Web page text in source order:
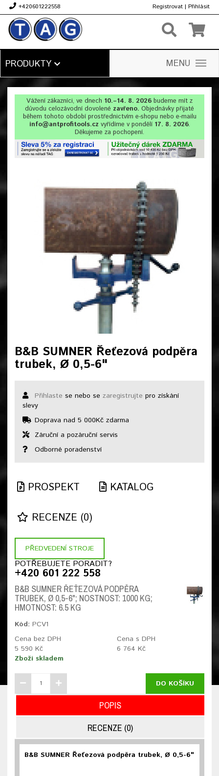
+420601222558 Registrovat | Přihlásit
PRODUKTY MENU
Vážení zákazníci, ve dnech 10.–14. 8. 2026 budeme mít z
důvodu celozávodní dovolené zavřeno. Objednávky přijaté
během tohoto období prostřednictvím e-shopu nebo e-mailu
info@antprofitools.cz vyřídíme v pondělí 17. 8. 2026.
Děkujeme za pochopení.
B&B SUMNER Řeťezová podpěra
trubek, Ø 0,5-6"
Přihlaste se nebo se zaregistrujte pro získání
slevy
Doprava nad 5 000Kč zdarma
Záruční a pozáruční servis
Odborné poradenství
PROSPEKT KATALOG
RECENZE (0)
PŘEDVEDENÍ STROJE
POTŘEBUJETE PORADIT?
+420 601 222 558
B&B SUMNER ŘEŤEZOVÁ PODPĚRA
TRUBEK, Ø 0,5-6"; NOSTNOST: 1000 KG;
HMOTNOST: 6.5 KG
Kód: PCV1
Cena bez DPH
5 590 Kč
Cena s DPH
6 764 Kč
Zboží skladem
DO KOŠÍKU
POPIS
RECENZE (0)
B&B SUMNER Řeťezová podpěra trubek, Ø 0,5-6"